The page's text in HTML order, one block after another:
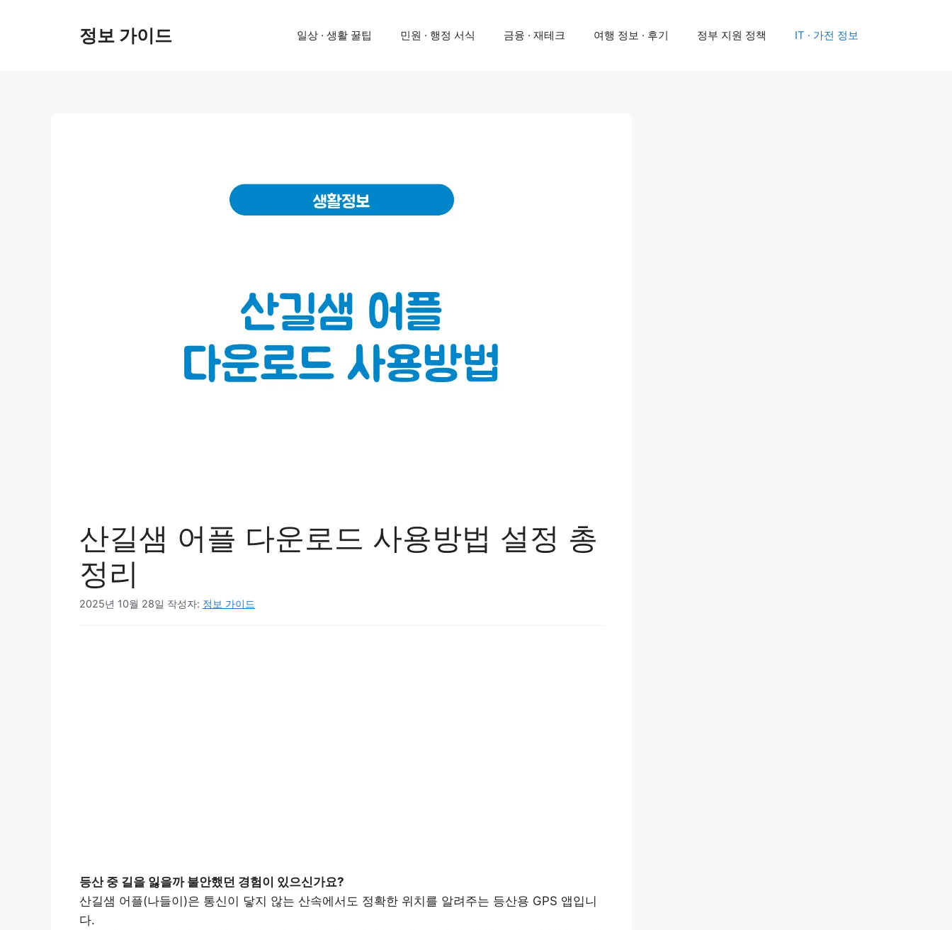
정보 가이드 일상 · 생활 꿀팁 민원 · 행정 서식 금융 · 재테크 여행 정보 · 후기 정부 지원 정책 IT · 가전 정보
산길샘 어플 다운로드 사용방법 설정 총
정리
2025년 10월 28일 작성자: 정보 가이드
등산 중 길을 잃을까 불안했던 경험이 있으신가요?
산길샘 어플(나들이)은 통신이 닿지 않는 산속에서도 정확한 위치를 알려주는 등산용 GPS 앱입니
다.